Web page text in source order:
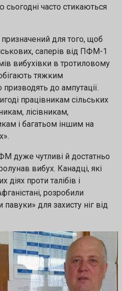
часто стикаються
для того, щоб
саперів від ПФМ-1
вибухівки в тротиловому
тяжким
до ампутації.
працівникам сільських
лісівникам,
і багатьом іншим на
дуже чутливі й достатньо
вибух. Канадці, які
діях проти талібів і
розробили
для захисту ніг від